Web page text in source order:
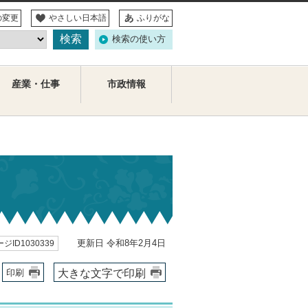
更 やさしい日本語 ふりがな
検索の使い方
産業・仕事 市政情報
ジID1030339 更新日 令和8年2月4日
印刷 大きな文字で印刷